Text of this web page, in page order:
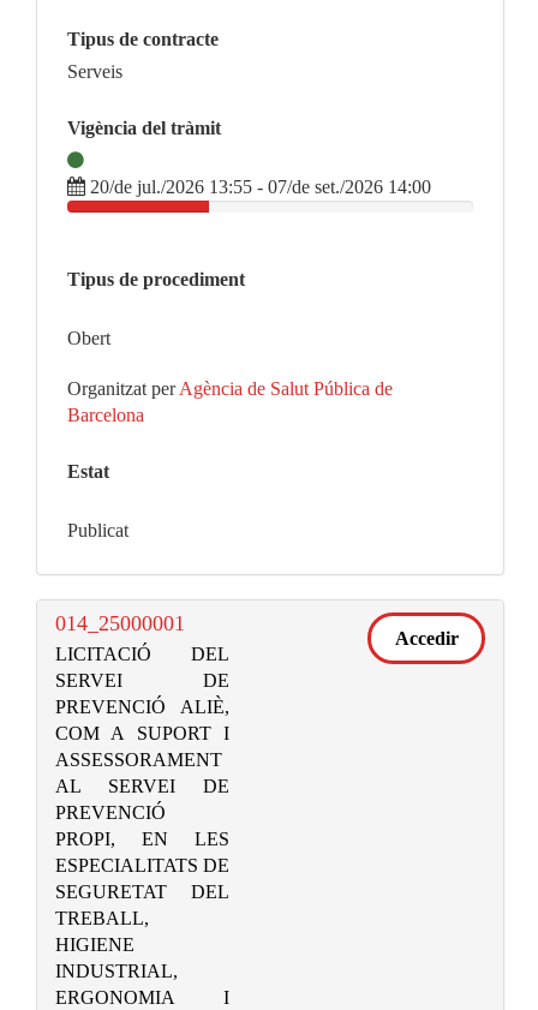
Tipus de contracte
Serveis
Vigència del tràmit
20/de jul./2026 13:55 - 07/de set./2026 14:00
Tipus de procediment
Obert
Organitzat per Agència de Salut Pública de
Barcelona
Estat
Publicat
014_25000001
LICITACIÓ DEL
SERVEI DE
PREVENCIÓ ALIÈ,
COM A SUPORT I
ASSESSORAMENT
AL SERVEI DE
PREVENCIÓ
PROPI, EN LES
ESPECIALITATS DE
SEGURETAT DEL
TREBALL,
HIGIENE
INDUSTRIAL,
ERGONOMIA I
Accedir